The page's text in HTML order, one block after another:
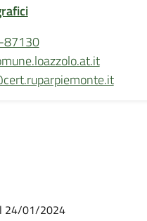
24/01/2024